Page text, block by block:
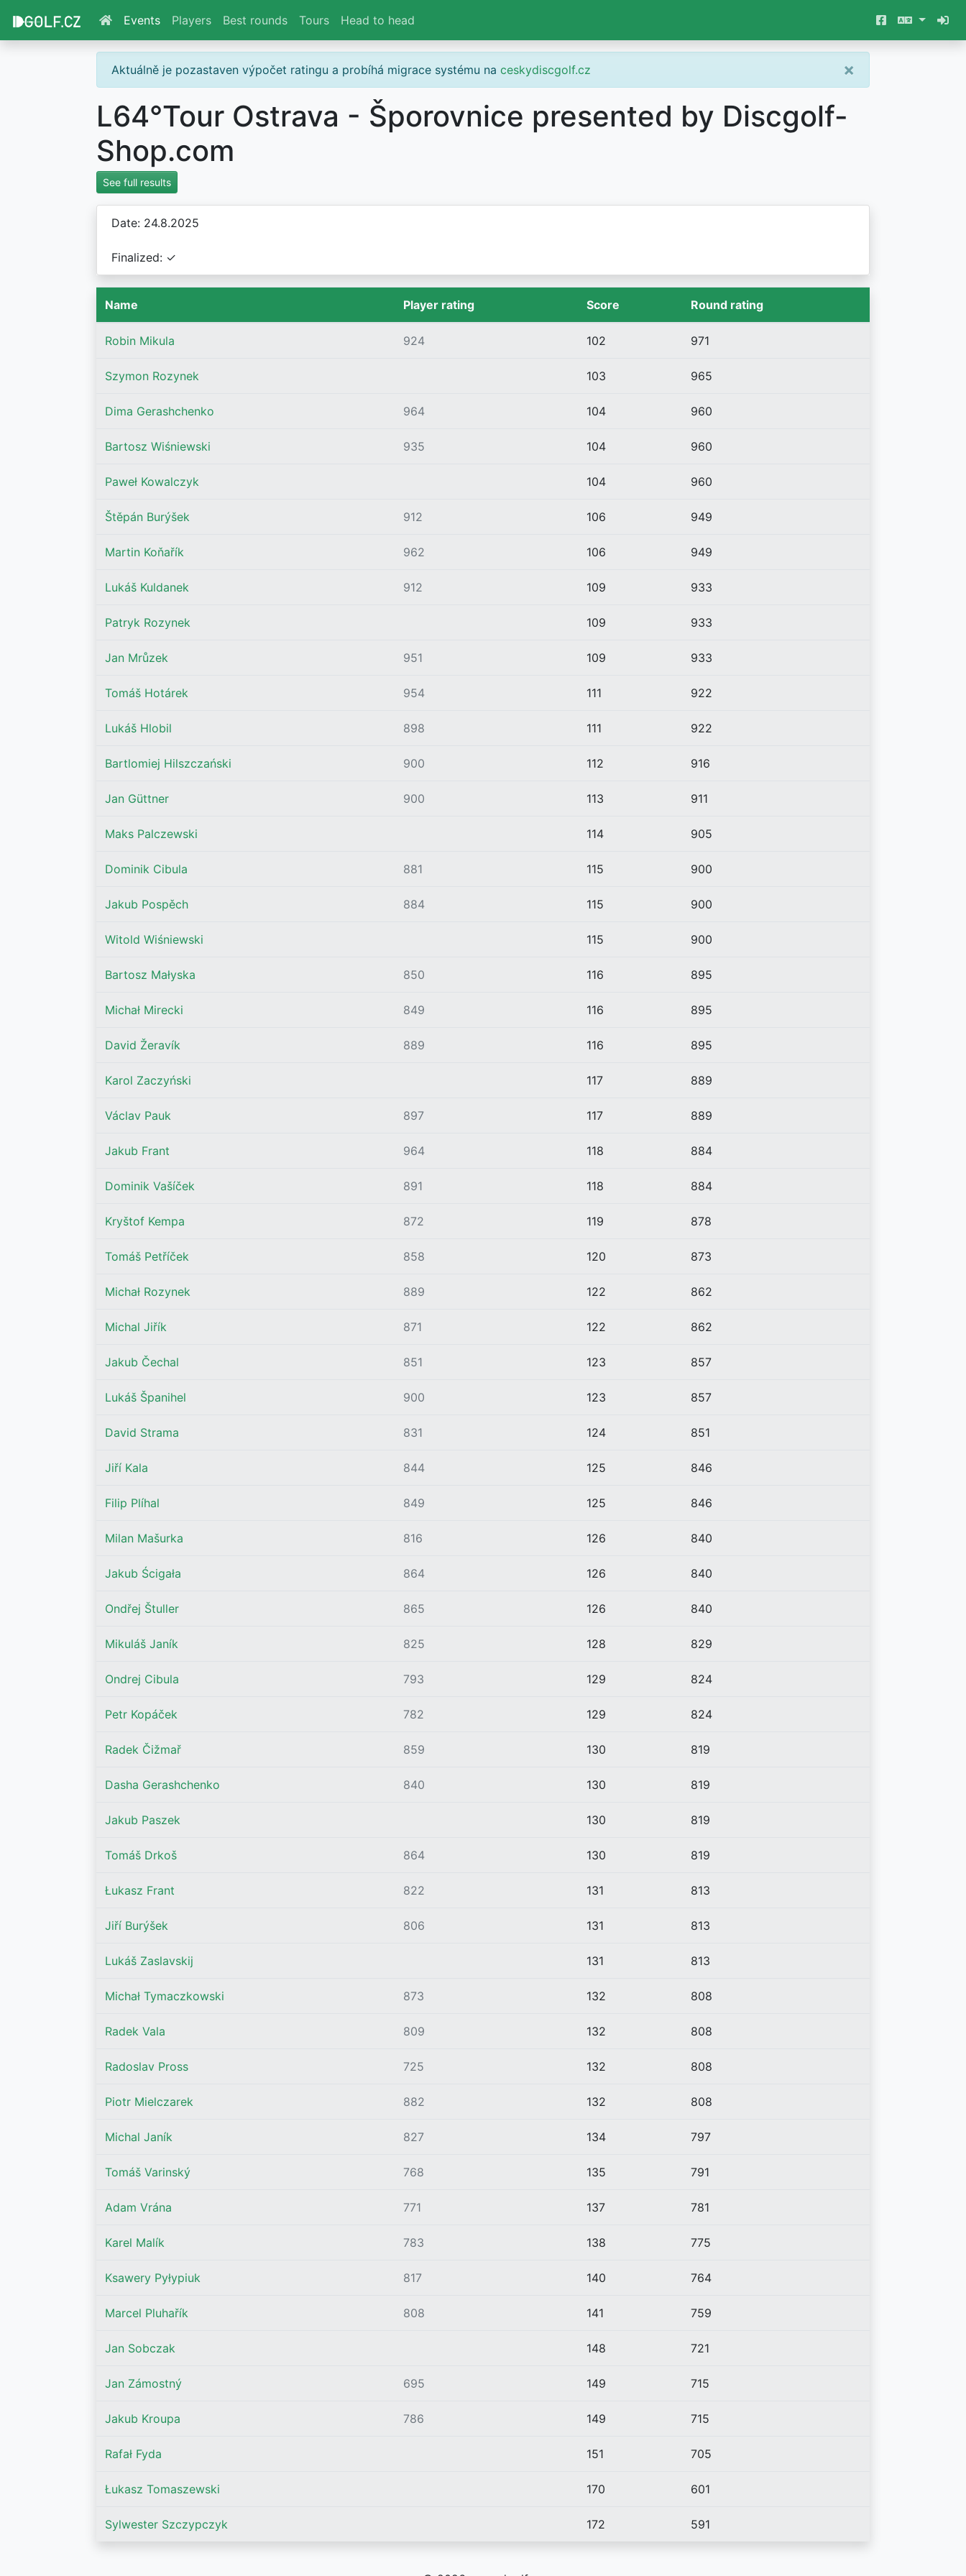
Events Players Best rounds Tours Head to head
Aktuálně je pozastaven výpočet ratingu a probíhá migrace systému na ceskydiscgolf.cz ×
L64°Tour Ostrava - Šporovnice presented by Discgolf-
Shop.com
See full results
Date: 24.8.2025
Finalized: ✓
Name Player rating Score Round rating
Robin Mikula 924 102 971
Szymon Rozynek 103 965
Dima Gerashchenko 964 104 960
Bartosz Wiśniewski 935 104 960
Paweł Kowalczyk 104 960
Štěpán Burýšek 912 106 949
Martin Koňařík 962 106 949
Lukáš Kuldanek 912 109 933
Patryk Rozynek 109 933
Jan Mrůzek 951 109 933
Tomáš Hotárek 954 111 922
Lukáš Hlobil 898 111 922
Bartlomiej Hilszczański 900 112 916
Jan Güttner 900 113 911
Maks Palczewski 114 905
Dominik Cibula 881 115 900
Jakub Pospěch 884 115 900
Witold Wiśniewski 115 900
Bartosz Małyska 850 116 895
Michał Mirecki 849 116 895
David Žeravík 889 116 895
Karol Zaczyński 117 889
Václav Pauk 897 117 889
Jakub Frant 964 118 884
Dominik Vašíček 891 118 884
Kryštof Kempa 872 119 878
Tomáš Petříček 858 120 873
Michał Rozynek 889 122 862
Michal Jiřík 871 122 862
Jakub Čechal 851 123 857
Lukáš Španihel 900 123 857
David Strama 831 124 851
Jiří Kala 844 125 846
Filip Plíhal 849 125 846
Milan Mašurka 816 126 840
Jakub Ścigała 864 126 840
Ondřej Štuller 865 126 840
Mikuláš Janík 825 128 829
Ondrej Cibula 793 129 824
Petr Kopáček 782 129 824
Radek Čižmař 859 130 819
Dasha Gerashchenko 840 130 819
Jakub Paszek 130 819
Tomáš Drkoš 864 130 819
Łukasz Frant 822 131 813
Jiří Burýšek 806 131 813
Lukáš Zaslavskij 131 813
Michał Tymaczkowski 873 132 808
Radek Vala 809 132 808
Radoslav Pross 725 132 808
Piotr Mielczarek 882 132 808
Michal Janík 827 134 797
Tomáš Varinský 768 135 791
Adam Vrána 771 137 781
Karel Malík 783 138 775
Ksawery Pyłypiuk 817 140 764
Marcel Pluhařík 808 141 759
Jan Sobczak 148 721
Jan Zámostný 695 149 715
Jakub Kroupa 786 149 715
Rafał Fyda 151 705
Łukasz Tomaszewski 170 601
Sylwester Szczypczyk 172 591